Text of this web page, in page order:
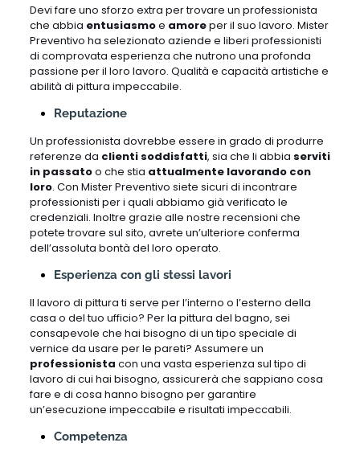
Devi fare uno sforzo extra per trovare un professionista
che abbia entusiasmoe amoreper il suo lavoro. Mister
Preventivo ha selezionato aziende e liberi professionisti
di comprovata esperienza che nutrono una profonda
passione per il loro lavoro. Qualità e capacità artistiche e
abilità di pittura impeccabile.
Reputazione
Un professionista dovrebbe essere in grado di produrre
referenze da clienti soddisfatti, sia che li abbia serviti
in passatoo che stia attualmente lavorando con
loro. Con Mister Preventivo siete sicuri di incontrare
professionisti per i quali abbiamo già verificato le
credenziali. Inoltre grazie alle nostre recensioni che
potete trovare sul sito, avrete un’ulteriore conferma
dell’assoluta bontà del loro operato.
Esperienza con gli stessi lavori
Il lavoro di pittura ti serve per l’interno o l’esterno della
casa o del tuo ufficio? Per la pittura del bagno, sei
consapevole che hai bisogno di un tipo speciale di
vernice da usare per le pareti? Assumere un
professionista con una vasta esperienza sul tipo di
lavoro di cui hai bisogno, assicurerà che sappiano cosa
fare e di cosa hanno bisogno per garantire
un’esecuzione impeccabile e risultati impeccabili.
Competenza